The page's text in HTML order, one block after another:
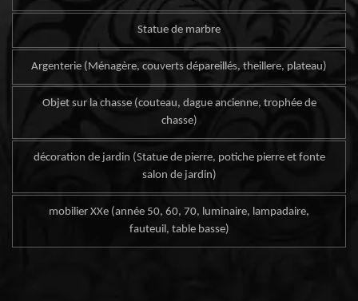
Statue de marbre
Argenterie (Ménagère, couverts dépareillés, theillere, plateau)
Objet sur la chasse (couteau, dague ancienne, trophée de
chasse)
décoration de jardin (Statue de pierre, potiche pierre et fonte
salon de jardin)
mobilier XXe (année 50, 60, 70, luminaire, lampadaire,
fauteuil, table basse)